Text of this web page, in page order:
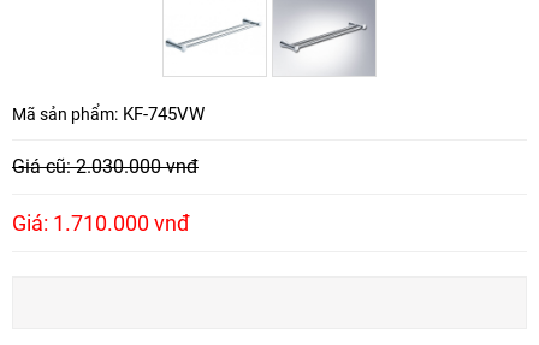
Mã sản phẩm: KF-745VW
Giá cũ: 2.030.000 vnđ
Giá: 1.710.000 vnđ